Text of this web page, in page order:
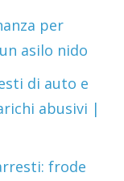
per
asilo nido
di auto e
abusivi |
frode